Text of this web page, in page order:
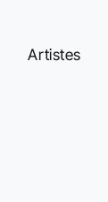
Artistes